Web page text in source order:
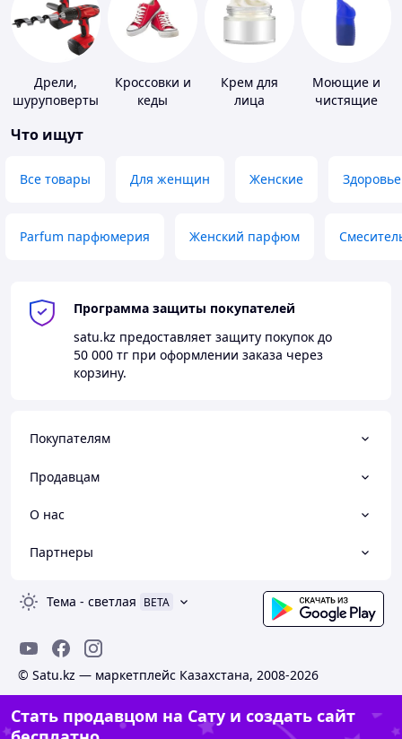
Дрели,
шуруповерты
Кроссовки и
кеды
Крем для
лица
Моющие и
чистящие
Что ищут
Все товары Для женщин Женские Здоровье
Parfum парфюмерия Женский парфюм
Программа защиты покупателей
satu.kz предоставляет защиту покупок до
50 000 тг при оформлении заказа через
корзину.
Покупателям
Продавцам
О нас
Партнеры
Тема - светлая BETA
© Satu.kz — маркетплейс Казахстана, 2008-2026
Стать продавцом на Сату и создать сайт